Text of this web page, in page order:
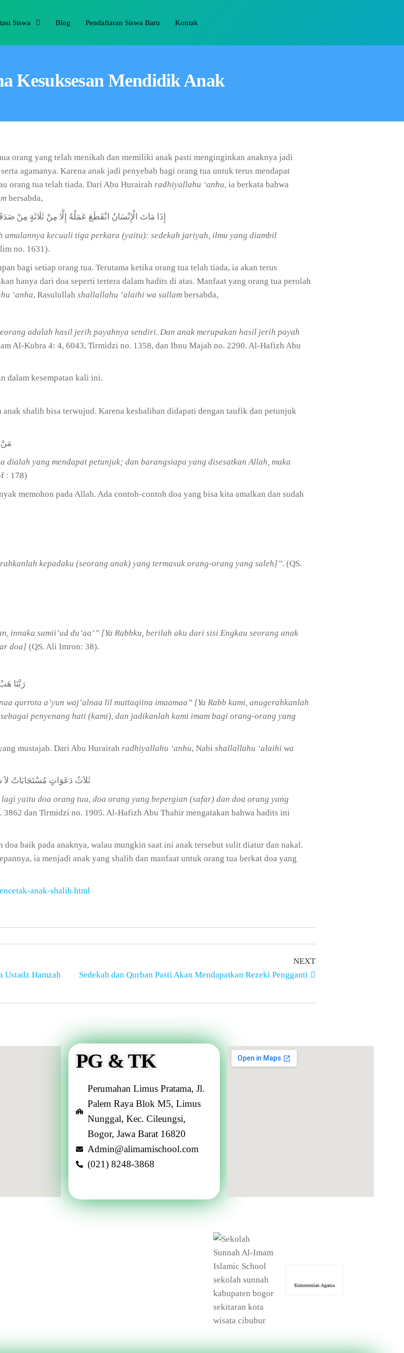
Siswa Blog Pendaftaran Siswa Baru Kontak
Kesuksesan Mendidik Anak
orang yang telah menikah dan memiliki anak pasti menginginkan anaknya jadi
agamanya. Karena anak jadi penyebab bagi orang tua untuk terus mendapat
orang tua telah tiada. Dari Abu Hurairah radhiyallahu ‘anhu, ia berkata bahwa
bersabda,
إِذَا مَاتَ الْإِنْسَانُ انْقَطَعَ عَمَلُهُ إِلَّا مِنْ ثَلَاثَةٍ مِنْ
amalannya kecuali tiga perkara (yaitu): sedekah jariyah, ilmu yang diambil
no. 1631).
bagi setiap orang tua. Terutama ketika orang tua telah tiada, ia akan terus
hanya dari doa seperti tertera dalam hadits di atas. Manfaat yang orang tua perolah
‘anha, Rasulullah shallallahu ‘alaihi wa sallam bersabda,
adalah hasil jerih payahnya sendiri. Dan anak merupakan hasil jerih payah
Al-Kubra 4: 4, 6043, Tirmidzi no. 1358, dan Ibnu Majah no. 2290. Al-Hafizh Abu
dalam kesempatan kali ini.
shalih bisa terwujud. Karena keshalihan didapati dengan taufik dan petunjuk
مَنْ
yang mendapat petunjuk; dan barangsiapa yang disesatkan Allah, maka
: 178)
memohon pada Allah. Ada contoh-contoh doa yang bisa kita amalkan dan sudah
kepadaku (seorang anak) yang termasuk orang-orang yang saleh]”. (QS.
innaka samii’ud du’aa’” [Ya Rabbku, berilah aku dari sisi Engkau seorang anak
doa] (QS. Ali Imron: 38).
رَبَّنَا
qurrota a’yun waj’alnaa lil muttaqiina imaamaa” [Ya Rabb kami, anugerahkanlah
penyenang hati (kami), dan jadikanlah kami imam bagi orang-orang yang
mustajab. Dari Abu Hurairah radhiyallahu ‘anhu, Nabi shallallahu ‘alaihi wa
ثَلاَثُ دَعَوَاتٍ مُسْتَجَابَاتٌ
yaitu doa orang tua, doa orang yang bepergian (safar) dan doa orang yang
3862 dan Tirmidzi no. 1905. Al-Hafizh Abu Thahir mengatakan bahwa hadits ini
doa baik pada anaknya, walau mungkin saat ini anak tersebut sulit diatur dan nakal.
ia menjadi anak yang shalih dan manfaat untuk orang tua berkat doa yang
anak-shalih.html
Ustadz Hamzah
NEXT
Sedekah dan Qurban Pasti Akan Mendapatkan Rezeki Pengganti
PG & TK
Perumahan Limus Pratama, Jl.
Palem Raya Blok M5, Limus
Nunggal, Kec. Cileungsi,
Bogor, Jawa Barat 16820
Admin@alimamischool.com
(021) 8248-3868
Kementerian Agama